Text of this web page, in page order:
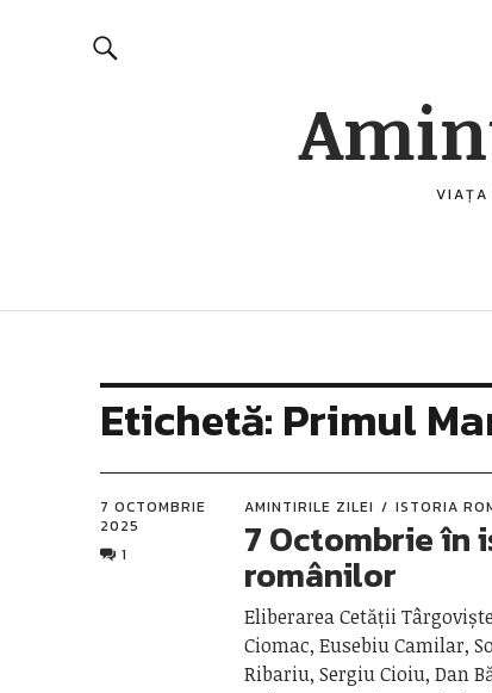
VIAȚA
Etichetă: Primul
7 OCTOMBRIE
2025
1
AMINTIRILE ZILEI ISTORIA
7 Octombrie în
românilor
Eliberarea Cetății
Ciomac, Eusebiu Camilar,
Ribariu, Sergiu Cioiu, Dan